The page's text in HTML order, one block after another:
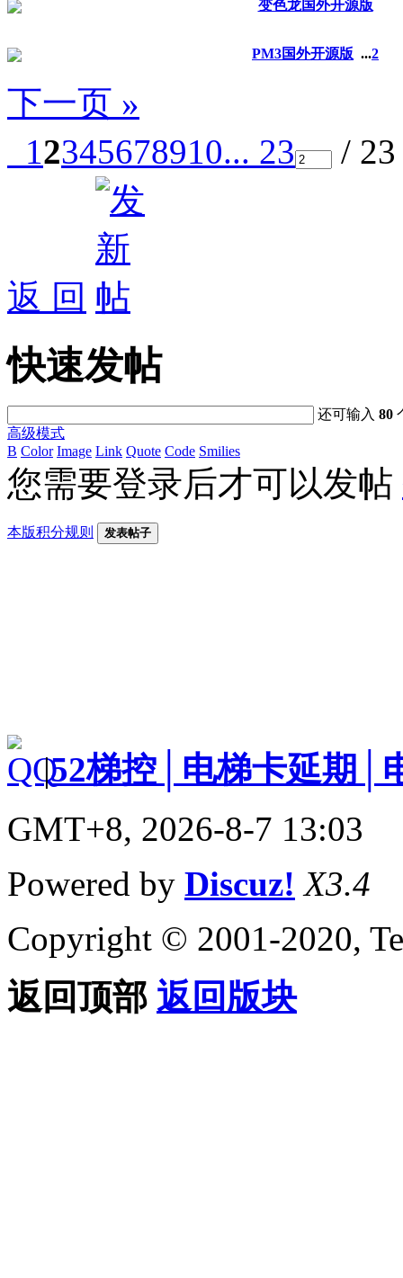
变色龙国外开源版
PM3国外开源版 ...2
下一页 »
12345678910... 23 /
返 回
快速发帖
还可输入80
高级模式
B Color Image Link Quote Code Smilies
您需要登录后才可以发帖
本版积分规则 发表帖子
|52梯控│电梯卡延期│
GMT+8, 2026-8-7 13:03
Powered by Discuz! X3.4
Copyright © 2001-2020,
返回顶部 返回版块